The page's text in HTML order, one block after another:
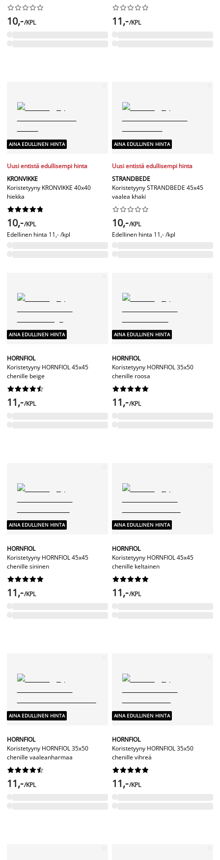






10,-/KPL






11,-/KPL
AINA EDULLINEN HINTA
Uusi entistä edullisempi hinta
KRONVIKKE
Koristetyyny KRONVIKKE 40x40
hiekka






10,-/KPL
Edellinen hinta 11,- /kpl
AINA EDULLINEN HINTA
Uusi entistä edullisempi hinta
STRANDBEDE
Koristetyyny STRANDBEDE 45x45
vaalea khaki






10,-/KPL
Edellinen hinta 11,- /kpl
AINA EDULLINEN HINTA
HORNFIOL
Koristetyyny HORNFIOL 45x45
chenille beige






11,-/KPL
AINA EDULLINEN HINTA
HORNFIOL
Koristetyyny HORNFIOL 35x50
chenille roosa






11,-/KPL
AINA EDULLINEN HINTA
HORNFIOL
Koristetyyny HORNFIOL 45x45
chenille sininen






11,-/KPL
AINA EDULLINEN HINTA
HORNFIOL
Koristetyyny HORNFIOL 45x45
chenille keltainen






11,-/KPL
AINA EDULLINEN HINTA
HORNFIOL
Koristetyyny HORNFIOL 35x50
chenille vaaleanharmaa






11,-/KPL
AINA EDULLINEN HINTA
HORNFIOL
Koristetyyny HORNFIOL 35x50
chenille vihreä






11,-/KPL